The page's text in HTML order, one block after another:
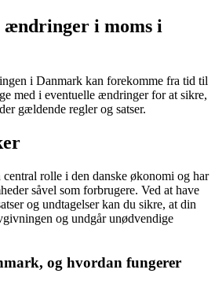
ændringer i moms i
i Danmark kan forekomme fra tid til
med i eventuelle ændringer for at sikre,
gældende regler og satser.
central rolle i den danske økonomi og har
såvel som forbrugere. Ved at have
og undtagelser kan du sikre, at din
og undgår unødvendige
og hvordan fungerer